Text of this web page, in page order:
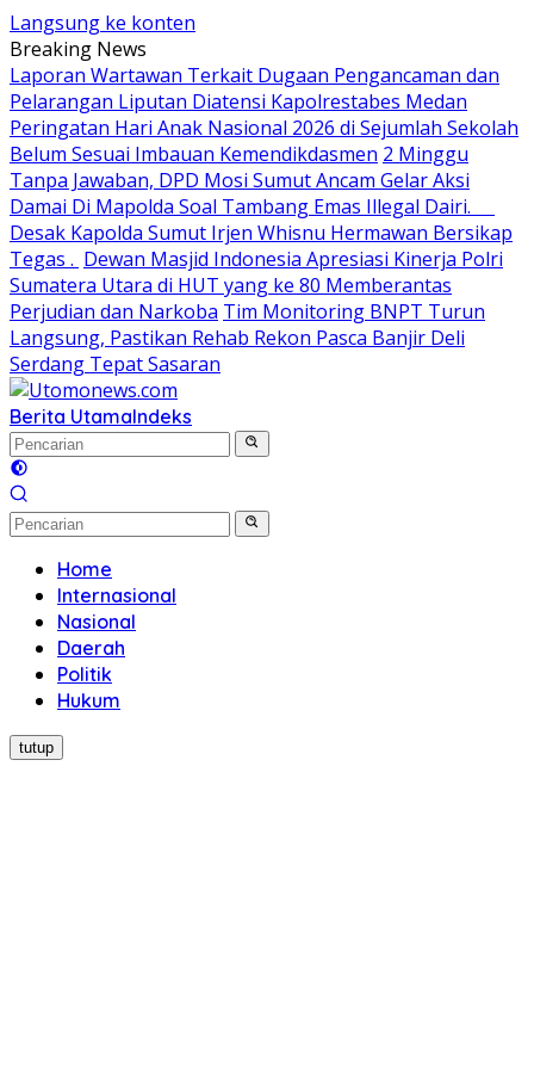
Langsung ke konten
Breaking News
Laporan Wartawan Terkait Dugaan Pengancaman dan
Pelarangan Liputan Diatensi Kapolrestabes Medan
Peringatan Hari Anak Nasional 2026 di Sejumlah Sekolah
Belum Sesuai Imbauan Kemendikdasmen 2 Minggu
Tanpa Jawaban, DPD Mosi Sumut Ancam Gelar Aksi
Damai Di Mapolda Soal Tambang Emas Illegal Dairi.
Desak Kapolda Sumut Irjen Whisnu Hermawan Bersikap
Tegas . Dewan Masjid Indonesia Apresiasi Kinerja Polri
Sumatera Utara di HUT yang ke 80 Memberantas
Perjudian dan Narkoba Tim Monitoring BNPT Turun
Langsung, Pastikan Rehab Rekon Pasca Banjir Deli
Serdang Tepat Sasaran
Berita UtamaIndeks
Home
Internasional
Nasional
Daerah
Politik
Hukum
tutup